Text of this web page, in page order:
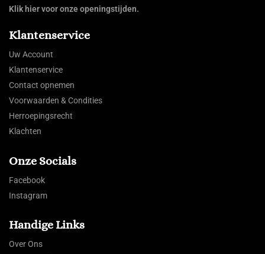
Klik hier voor onze openingstijden.
Klantenservice
Uw Account
Klantenservice
Contact opnemen
Voorwaarden & Condities
Herroepingsrecht
Klachten
Onze Socials
Facebook
Instagram
Handige Links
Over Ons